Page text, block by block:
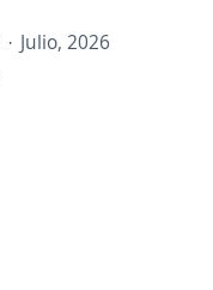
Julio, 2026